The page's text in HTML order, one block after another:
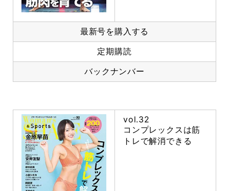
最新号を購入する
定期購読
バックナンバー
vol.32
コンプレックスは筋
トレで解消できる